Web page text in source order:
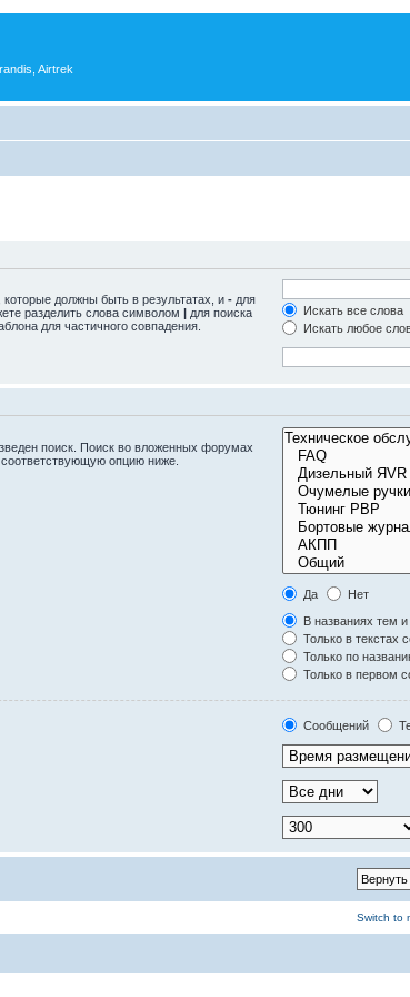
Airtrek
которые должны быть в результатах, и - для
разделить слова символом | для поиска
для частичного совпадения.
Искать все слова
Искать любое
поиск. Поиск во вложенных форумах
опцию ниже.
Да
Нет
В названиях тем
Только в текстах
Только по
Только в первом
Сообщений
Switch to